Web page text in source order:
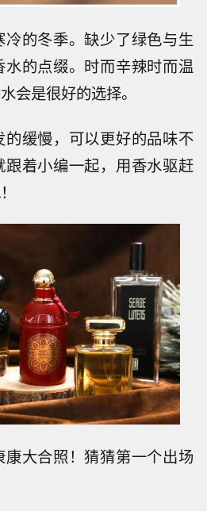
的冬季。缺少了绿色与生
的点缀。时而辛辣时而温
会是很好的选择。
缓慢，可以更好的品味不
着小编一起，用香水驱赶
大合照！猜猜第一个出场